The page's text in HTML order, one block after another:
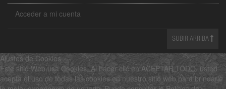
Acceder a mi cuenta
SUBIR ARRIBA
Ajustes de Cookies
Este sitio Web usa Cookies. Al hacer clic en ACEPTAR TODO, usted
acepta el uso de todas las cookies en nuestro sitio web para brindarle